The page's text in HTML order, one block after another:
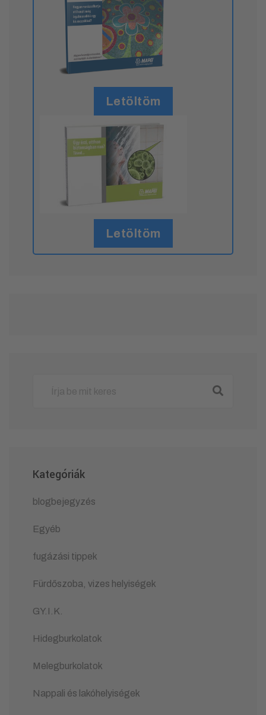
Letöltöm
Letöltöm
Kategóriák
blogbejegyzés
Egyéb
fugázási tippek
Fürdőszoba, vizes helyiségek
GY.I.K.
Hidegburkolatok
Melegburkolatok
Nappali és lakóhelyiségek